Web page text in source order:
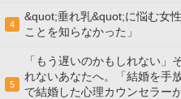
4
&quot;垂れ乳&quot;に悩む女
ことを知らなかった」
5
「もう遅いのかもしれない」
れないあなたへ。「結婚を手
で結婚した心理カウンセラー